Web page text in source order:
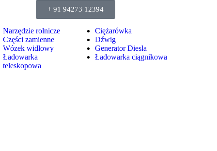
+ 91 94273 12394
Narzędzie rolnicze
Części zamienne
Wózek widłowy
Ładowarka
teleskopowa
Ciężarówka
Dźwig
Generator Diesla
Ładowarka ciągnikowa